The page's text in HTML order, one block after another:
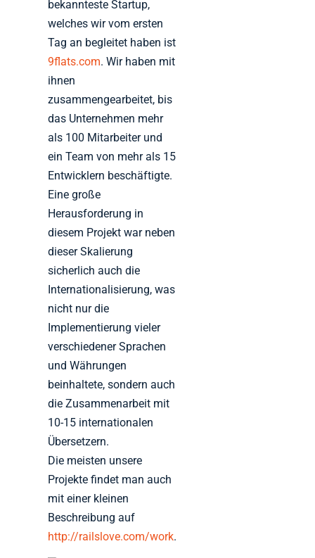
bekannteste Startup,
welches wir vom ersten
Tag an begleitet haben ist
9flats.com. Wir haben mit
ihnen
zusammengearbeitet, bis
das Unternehmen mehr
als 100 Mitarbeiter und
ein Team von mehr als 15
Entwicklern beschäftigte.
Eine große
Herausforderung in
diesem Projekt war neben
dieser Skalierung
sicherlich auch die
Internationalisierung, was
nicht nur die
Implementierung vieler
verschiedener Sprachen
und Währungen
beinhaltete, sondern auch
die Zusammenarbeit mit
10-15 internationalen
Übersetzern.
Die meisten unsere
Projekte findet man auch
mit einer kleinen
Beschreibung auf
http://railslove.com/work.